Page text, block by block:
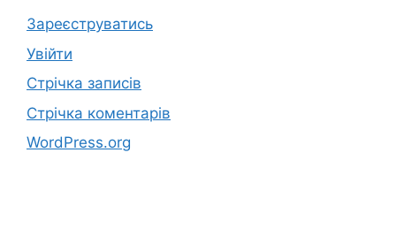
Зареєструватись
Увійти
Стрічка записів
Стрічка коментарів
WordPress.org